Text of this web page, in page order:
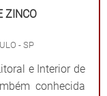
um orçamento e
ZINCO
- SP
e Interior de
conhecida